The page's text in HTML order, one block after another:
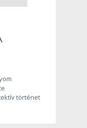
történet